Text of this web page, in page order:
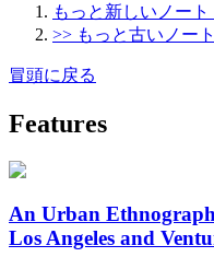
もっと新しいノート
>> もっと古いノート
冒頭に戻る
Features
An Urban
Los Angeles and